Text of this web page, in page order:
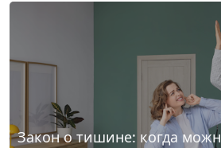
Закон о тишине: когда